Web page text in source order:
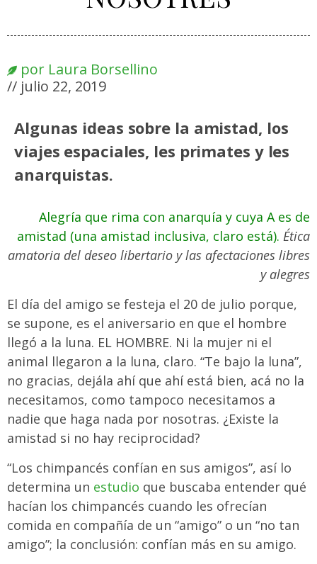
por Laura Borsellino
// julio 22, 2019
Algunas ideas sobre la amistad, los
viajes espaciales, les primates y les
anarquistas.
Alegría que rima con anarquía y cuya A es de
amistad (una amistad inclusiva, claro está). Ética
amatoria del deseo libertario y las afectaciones libres
y alegres
El día del amigo se festeja el 20 de julio porque,
se supone, es el aniversario en que el hombre
llegó a la luna. EL HOMBRE. Ni la mujer ni el
animal llegaron a la luna, claro. “Te bajo la luna”,
no gracias, dejála ahí que ahí está bien, acá no la
necesitamos, como tampoco necesitamos a
nadie que haga nada por nosotras. ¿Existe la
amistad si no hay reciprocidad?
“Los chimpancés confían en sus amigos”, así lo
determina un estudio que buscaba entender qué
hacían los chimpancés cuando les ofrecían
comida en compañía de un “amigo” o un “no tan
amigo”; la conclusión: confían más en su amigo.